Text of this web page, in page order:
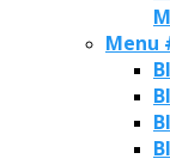
Menu